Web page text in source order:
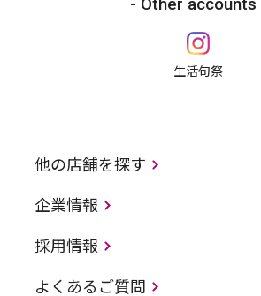
Other accounts
生活旬祭
他の店舗を探す
企業情報
採用情報
よくあるご質問